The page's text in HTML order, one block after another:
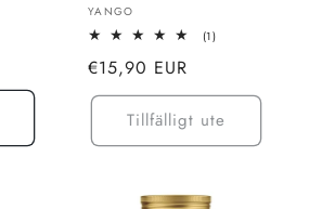
Säljare:
YANGO
(1)1
Normalt
pris
€15,90 EUR
Tillfälligt ute